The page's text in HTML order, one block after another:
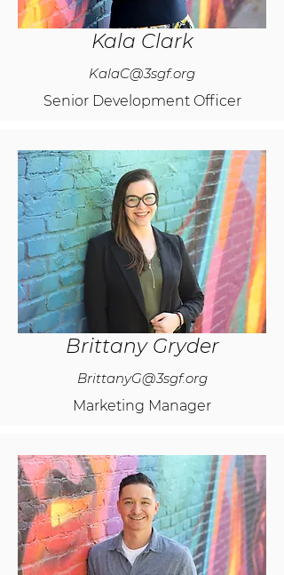
Kala Clark
KalaC@3sgf.org
Senior Development Officer
Brittany Gryder
BrittanyG@3sgf.org
Marketing Manager